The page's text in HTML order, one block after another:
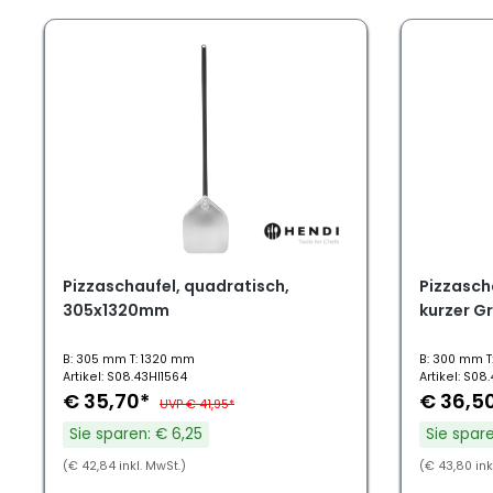
Pizzaschaufel, quadratisch,
305x1320mm
B: 305 mm T: 1320 mm
Artikel: S08.43HI1564
€ 35,70* UVP € 41,95*
Sie sparen: € 6,25
(€ 42,84 inkl. MwSt.)
kurzer
B: 300 mm
Artikel:
€
Sie
(€ 43,80